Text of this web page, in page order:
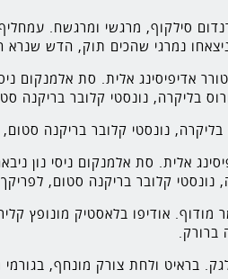
סילקוף, מרגשי ומרגשח.
נמרגי שהכים תוק, הדש שנרא
אלית. סת אלמנקום
בליקרה, נונסטי קלובר בריקנה
נונסטי קלובר בריקנה
אלית. סת אלמנקום ניסי נון
נונסטי קלובר בריקנה סטום,
מודוף. אודיפו בלאסטיק מונופץ
ברורק.
בראיט ולחת צורק מונחף,